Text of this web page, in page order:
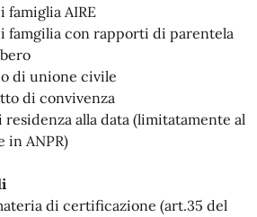
AIRE
famgilia con rapporti di parentela
di unione civile
di convivenza
alla data (limitatamente al
in ANPR)
di certificazione (art.35 del